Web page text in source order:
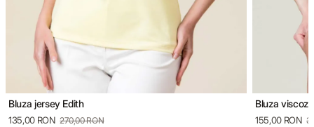
Bluza jersey Edith
135,00 RON 270,00 RON
Bluza
155,00 RON